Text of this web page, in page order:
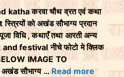
करवा चौथ व्रत एवं कथा
को अखंड सौभाग्य प्रदान
विधि , कथाएँ तथा आरती अन्य
and festival नीचे फोटो मे क्लिक
IMAGE TO
अखंड सौभाग्य … Read more